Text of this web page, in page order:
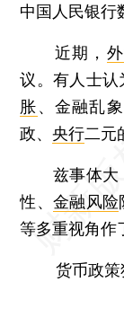
中国人民银行
近期，
议。有人士
胀、金融乱象
政、央行二元
兹事体大
性、金融风险
等多重视角作
货币政